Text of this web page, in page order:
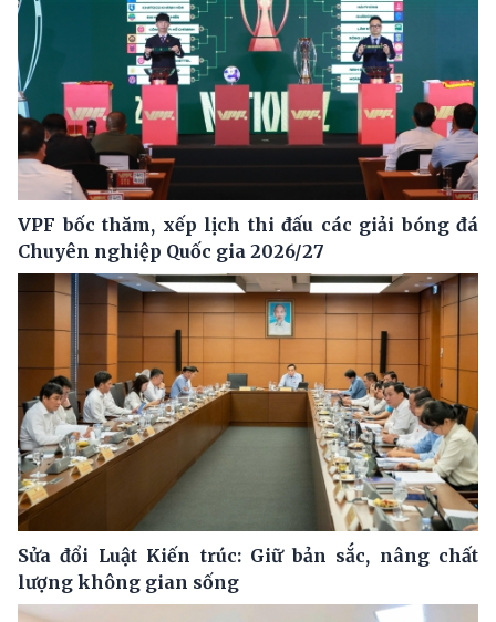
VPF bốc thăm, xếp lịch thi đấu các giải bóng đá
Chuyên nghiệp Quốc gia 2026/27
Sửa đổi Luật Kiến trúc: Giữ bản sắc, nâng chất
lượng không gian sống